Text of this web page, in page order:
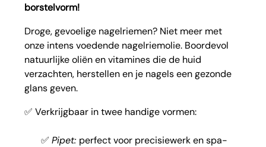
borstelvorm!
Droge, gevoelige nagelriemen? Niet meer met
onze intens voedende nagelriemolie. Boordevol
natuurlijke oliën en vitamines die de huid
verzachten, herstellen en je nagels een gezonde
glans geven.
✅ Verkrijgbaar in twee handige vormen:
✅Pipet: perfect voor precisiewerk en spa-